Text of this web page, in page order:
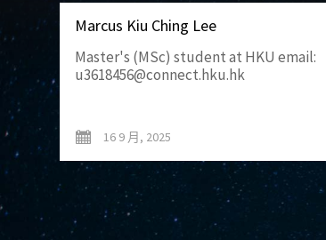
Marcus Kiu Ching Lee
Master's (MSc) student at HKU email:
u3618456@connect.hku.hk
16 9 月, 2025